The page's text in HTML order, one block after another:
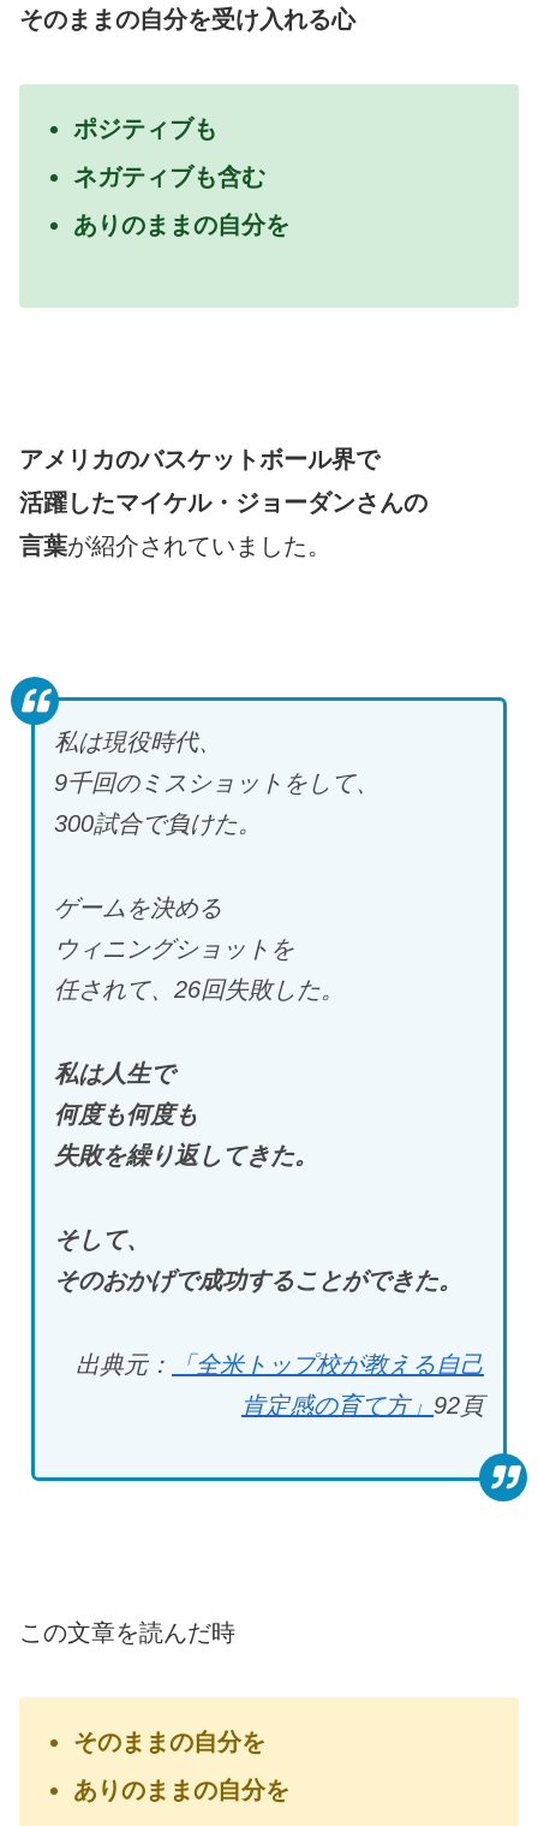
そのままの自分を受け入れる心
ポジティブも
ネガティブも含む
ありのままの自分を
アメリカのバスケットボール界で
活躍したマイケル・ジョーダンさんの
言葉が紹介されていました。
私は現役時代、
9千回のミスショットをして、
300試合で負けた。
ゲームを決める
ウィニングショットを
任されて、 26回失敗した。
私は人生で
何度も何度も
失敗を繰り返してきた。
そして、
そのおかげで成功することができた。
出典元：
「全米トップ校が教える自己
肯定感の育て方」 92頁
この文章を読んだ時
そのままの自分を
ありのままの自分を